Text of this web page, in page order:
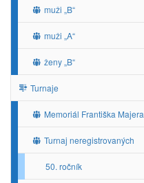
muži „B“
muži „A“
ženy „B“
Turnaje
Memoriál Františka Majera
Turnaj neregistrovaných
50. ročník